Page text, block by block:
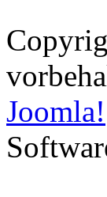
Joomla!